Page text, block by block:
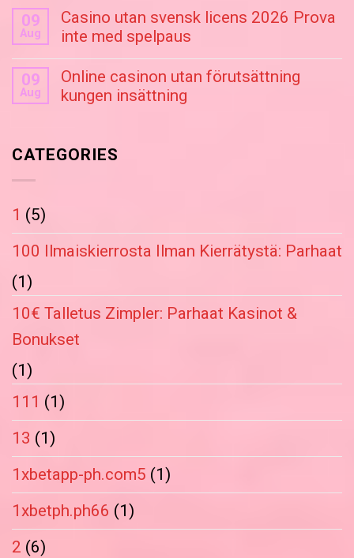
09
Aug
Casino utan svensk licens 2026 Prova
inte med spelpaus
09
Aug
Online casinon utan förutsättning
kungen insättning
CATEGORIES
1 (5)
100 Ilmaiskierrosta Ilman Kierrätystä: Parhaat
(1)
10€ Talletus Zimpler: Parhaat Kasinot &
Bonukset
(1)
111 (1)
13 (1)
1xbetapp-ph.com5 (1)
1xbetph.ph66 (1)
2 (6)